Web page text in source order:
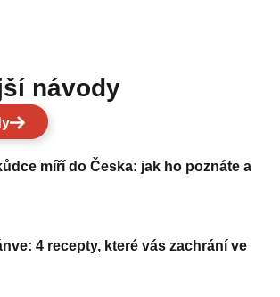
návody
míří do Česka: jak ho poznáte a
4 recepty, které vás zachrání ve